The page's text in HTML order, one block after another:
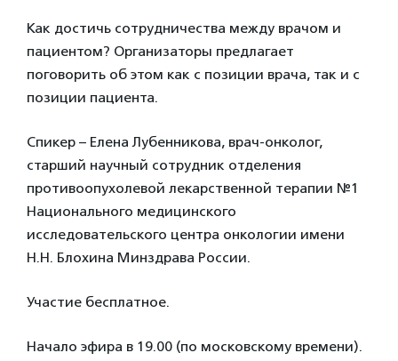
Как достичь сотрудничества между врачом и
пациентом? Организаторы предлагает
поговорить об этом как с позиции врача, так и с
позиции пациента.
Спикер – Елена Лубенникова, врач-онколог,
старший научный сотрудник отделения
противоопухолевой лекарственной терапии №1
Национального медицинского
исследовательского центра онкологии имени
Н.Н. Блохина Минздрава России.
Участие бесплатное.
Начало эфира в 19.00 (по московскому времени).